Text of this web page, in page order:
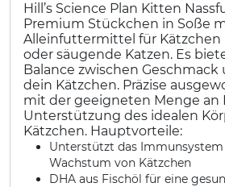
Hill’s Science Plan Kitten
Premium Stückchen in Soße
Alleinfuttermittel für Kätzchen
oder säugende Katzen. Es
Balance zwischen
dein Kätzchen. Präzise
mit der geeigneten Menge an
Unterstützung des idealen
Kätzchen. Hauptvorteile:
Unterstützt das Immunsystem
Wachstum von Kätzchen
DHA aus Fischöl für eine